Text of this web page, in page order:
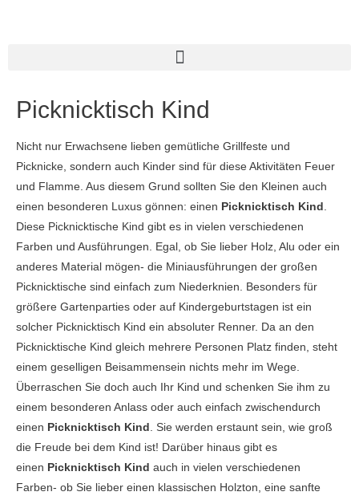
Picknicktisch Kind
Nicht nur Erwachsene lieben gemütliche Grillfeste und
Picknicke, sondern auch Kinder sind für diese Aktivitäten Feuer
und Flamme. Aus diesem Grund sollten Sie den Kleinen auch
einen besonderen Luxus gönnen: einen Picknicktisch Kind
Diese Picknicktische Kind gibt es in vielen verschiedenen
Farben und Ausführungen. Egal, ob Sie lieber Holz, Alu oder ein
anderes Material mögen- die Miniausführungen der großen
Picknicktische sind einfach zum Niederknien. Besonders für
größere Gartenparties oder auf Kindergeburtstagen ist ein
solcher Picknicktisch Kind ein absoluter Renner. Da an den
Picknicktische Kind gleich mehrere Personen Platz finden, steht
einem geselligen Beisammensein nichts mehr im Wege.
Überraschen Sie doch auch Ihr Kind und schenken Sie ihm zu
einem besonderen Anlass oder auch einfach zwischendurch
einen Picknicktisch Kind . Sie werden erstaunt sein, wie groß
die Freude bei dem Kind ist! Darüber hinaus gibt es
einen Picknicktisch Kind auch in vielen verschiedenen
Farben- ob Sie lieber einen klassischen Holzton, eine sanfte